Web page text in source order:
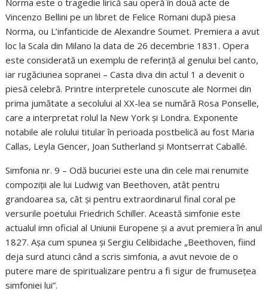
Norma este o tragedie lirică sau operă în două acte de
Vincenzo Bellini pe un libret de Felice Romani după piesa
Norma, ou L’infanticide de Alexandre Soumet. Premiera a avut
loc la Scala din Milano la data de 26 decembrie 1831. Opera
este considerată un exemplu de referință al genului bel canto,
iar rugăciunea sopranei – Casta diva din actul 1 a devenit o
piesă celebră. Printre interpretele cunoscute ale Normei din
prima jumătate a secolului al XX-lea se numără Rosa Ponselle,
care a interpretat rolul la New York și Londra. Exponente
notabile ale rolului titular în perioada postbelică au fost Maria
Callas, Leyla Gencer, Joan Sutherland și Montserrat Caballé.
Simfonia nr. 9 – Odă bucuriei este una din cele mai renumite
compoziții ale lui Ludwig van Beethoven, atât pentru
grandoarea sa, cât și pentru extraordinarul final coral pe
versurile poetului Friedrich Schiller. Această simfonie este
actualul imn oficial al Uniunii Europene și a avut premiera în anul
1827. Așa cum spunea și Sergiu Celibidache „Beethoven, fiind
deja surd atunci când a scris simfonia, a avut nevoie de o
putere mare de spiritualizare pentru a fi sigur de frumusețea
simfoniei lui”.